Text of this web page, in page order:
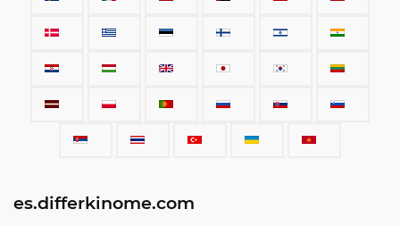
es.differkinome.com